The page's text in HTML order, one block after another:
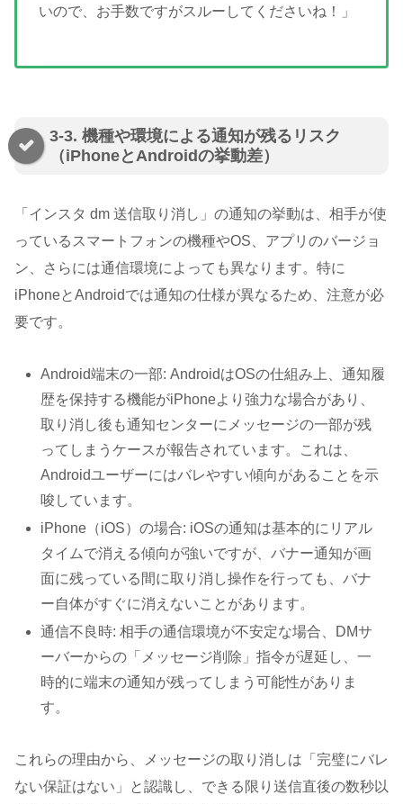
いので、お手数ですがスルーしてくださいね！」
3-3. 機種や環境による通知が残るリスク
（iPhoneとAndroidの挙動差）
「インスタ dm 送信取り消し」の通知の挙動は、相手が使
っているスマートフォンの機種やOS、アプリのバージョ
ン、さらには通信環境によっても異なります。特に
iPhoneとAndroidでは通知の仕様が異なるため、注意が必
要です。
Android端末の一部: AndroidはOSの仕組み上、通知履
歴を保持する機能がiPhoneより強力な場合があり、
取り消し後も通知センターにメッセージの一部が残
ってしまうケースが報告されています。これは、
Androidユーザーにはバレやすい傾向があることを示
唆しています。
iPhone（iOS）の場合: iOSの通知は基本的にリアル
タイムで消える傾向が強いですが、バナー通知が画
面に残っている間に取り消し操作を行っても、バナ
ー自体がすぐに消えないことがあります。
通信不良時: 相手の通信環境が不安定な場合、DMサ
ーバーからの「メッセージ削除」指令が遅延し、一
時的に端末の通知が残ってしまう可能性がありま
す。
これらの理由から、メッセージの取り消しは「完璧にバレ
ない保証はない」と認識し、できる限り送信直後の数秒以